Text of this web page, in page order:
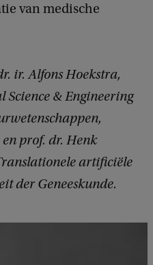
van medische
ir. Alfons Hoekstra,
& Engineering
prof. dr. Henk
artificiële
der Geneeskunde.